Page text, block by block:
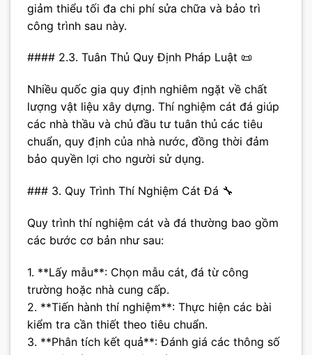
giảm thiểu tối đa chi phí sửa chữa và bảo trì
công trình sau này.
#### 2.3. Tuân Thủ Quy Định Pháp Luật 📜
Nhiều quốc gia quy định nghiêm ngặt về chất
lượng vật liệu xây dựng. Thí nghiệm cát đá giúp
các nhà thầu và chủ đầu tư tuân thủ các tiêu
chuẩn, quy định của nhà nước, đồng thời đảm
bảo quyền lợi cho người sử dụng.
### 3. Quy Trình Thí Nghiệm Cát Đá 🔧
Quy trình thí nghiệm cát và đá thường bao gồm
các bước cơ bản như sau:
1. **Lấy mẫu**: Chọn mẫu cát, đá từ công
trường hoặc nhà cung cấp.
2. **Tiến hành thí nghiệm**: Thực hiện các bài
kiểm tra cần thiết theo tiêu chuẩn.
3. **Phân tích kết quả**: Đánh giá các thông số